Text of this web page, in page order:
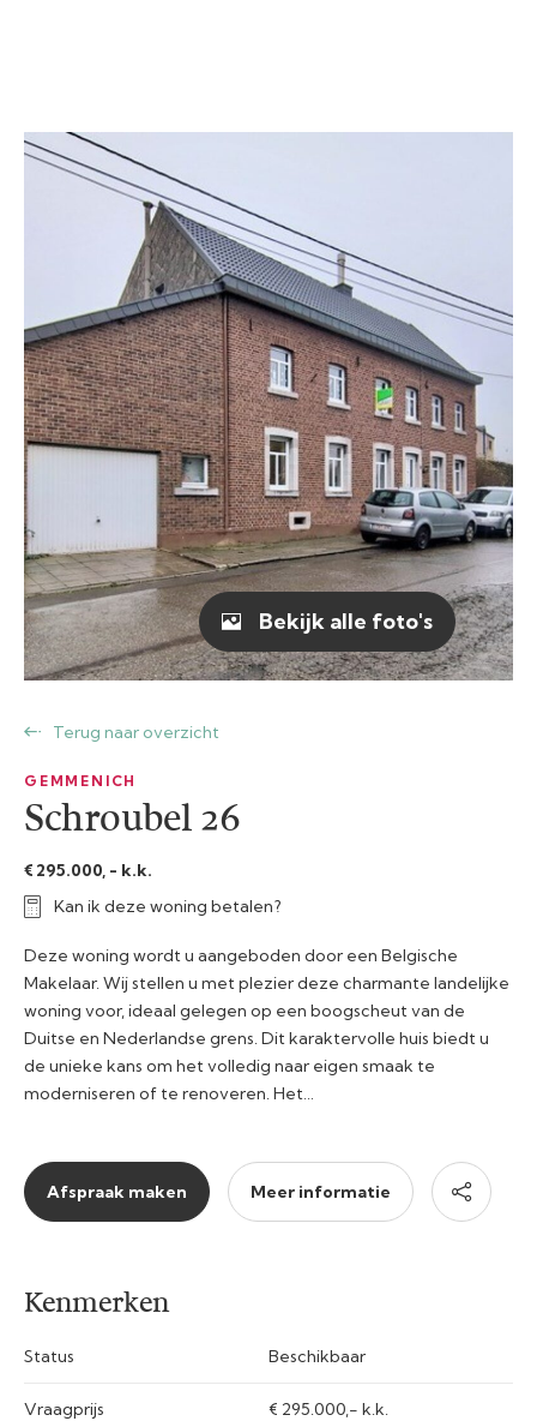
Terug naar overzicht
GEMMENICH
Schroubel 26
€ 295.000, - k.k.
Kan ik deze woning betalen?
Deze woning wordt u aangeboden door een Belgische
Makelaar. Wij stellen u met plezier deze charmante landelijke
woning voor, ideaal gelegen op een boogscheut van de
Duitse en Nederlandse grens. Dit karaktervolle huis biedt u
de unieke kans om het volledig naar eigen smaak te
moderniseren of te renoveren. Het…
Afspraak maken Meer informatie
Bekijk alle foto's
Kenmerken
Status Beschikbaar
Vraagprijs € 295.000,- k.k.